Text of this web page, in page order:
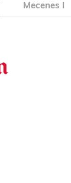
Mecenes I